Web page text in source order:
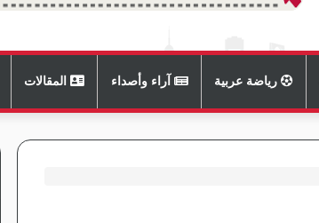
رياضة عربية آراء وأصداء المقالات